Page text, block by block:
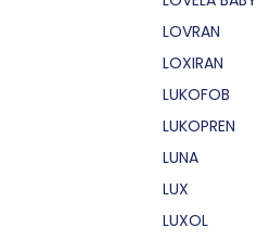
LOVRAN
LOXIRAN
LUKOFOB
LUKOPREN
LUNA
LUX
LUXOL